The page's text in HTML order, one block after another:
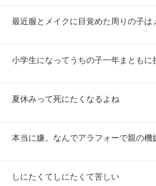
最近服とメイクに目覚めた周りの子
小学生になってうちの子一年まとも
夏休みって死にたくなるよね
本当に嫌。なんでアラフォーで親の
しにたくてしにたくて苦しい